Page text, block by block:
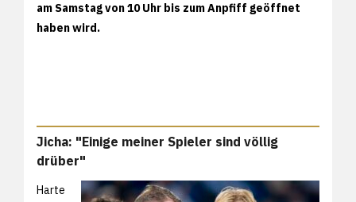
am Samstag von 10 Uhr bis zum Anpfiff geöffnet
haben wird.
Jicha: "Einige meiner Spieler sind völlig
drüber"
Harte